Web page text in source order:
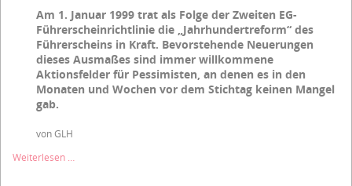
Anfänge
und
das
Werden
III
Am 1. Januar 1999 trat als Folge der Zweiten EG-
Führerscheinrichtlinie die „Jahrhundertreform“ des
Führerscheins in Kraft. Bevorstehende Neuerungen
dieses Ausmaßes sind immer willkommene
Aktionsfelder für Pessimisten, an denen es in den
Monaten und Wochen vor dem Stichtag keinen Mangel
gab.
von GLH
Weiterlesen …